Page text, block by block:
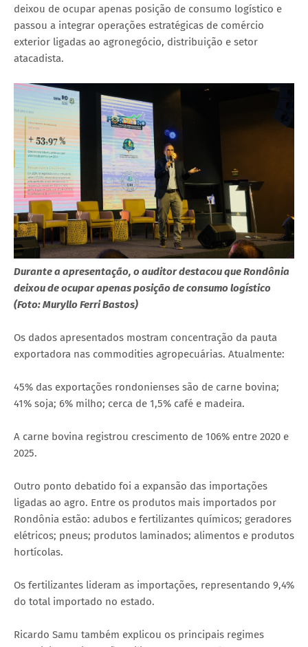
deixou de ocupar apenas posição de consumo logístico e
passou a integrar operações estratégicas de comércio
exterior ligadas ao agronegócio, distribuição e setor
atacadista.
Durante a apresentação, o auditor destacou que Rondônia
deixou de ocupar apenas posição de consumo logístico
(Foto: Muryllo Ferri Bastos)
Os dados apresentados mostram concentração da pauta
exportadora nas commodities agropecuárias. Atualmente:
45% das exportações rondonienses são de carne bovina;
41% soja; 6% milho; cerca de 1,5% café e madeira.
A carne bovina registrou crescimento de 106% entre 2020 e
2025.
Outro ponto debatido foi a expansão das importações
ligadas ao agro. Entre os produtos mais importados por
Rondônia estão: adubos e fertilizantes químicos; geradores
elétricos; pneus; produtos laminados; alimentos e produtos
hortícolas.
Os fertilizantes lideram as importações, representando 9,4%
do total importado no estado.
Ricardo Samu também explicou os principais regimes